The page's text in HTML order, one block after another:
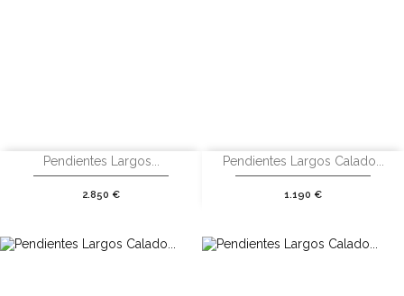
Pendientes Largos...
Precio
2.850 €
Pendientes Largos Calado...
Precio
1.190 €